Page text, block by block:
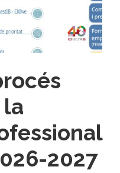
la
2027